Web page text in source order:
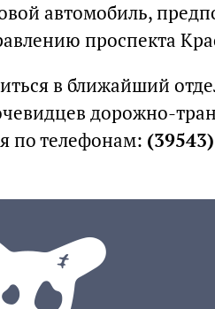
автомобиль,
проспекта
в ближайший
дорожно-
по телефонам: